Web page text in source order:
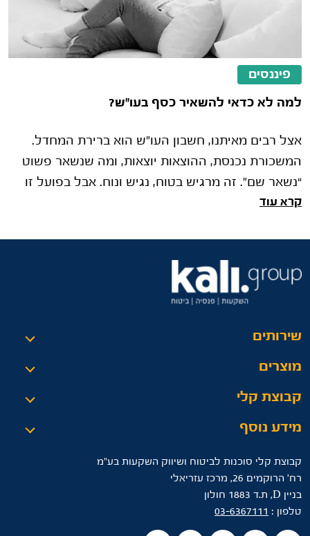
פיננסים
למה לא כדאי להשאיר כסף בעו"ש?
אצל רבים מאיתנו, חשבון העו"ש הוא ברירת המחדל.
המשכורת נכנסת, ההוצאות יוצאות, ומה שנשאר פשוט
“נשאר שם”. זה מרגיש בטוח, נגיש ונוח. אבל בפועל זו
אחת ההתנהגויות הפיננסיות
קרא עוד
שירותים
מוצרים
קבוצת קלי
מידע נוסף
קבוצת קלי סוכנות לביטוח ושיווק השקעות בע"מ
רח’ הרוקמים 26, מרכז עזריאלי
בניין D, ת.ד 1883 חולון
טלפון : 03-6367111